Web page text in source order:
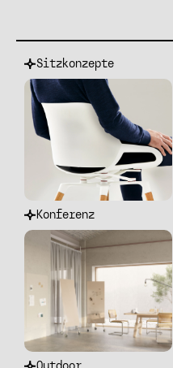
Sitzkonzepte
Konferenz